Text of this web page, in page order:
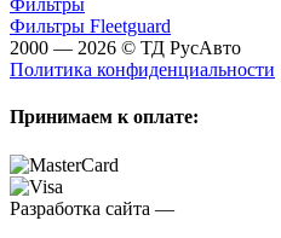
Фильтры
Фильтры Fleetguard
2000 — 2026 © ТД РусАвто
Политика конфиденциальности
Принимаем к оплате:
Разработка сайта —